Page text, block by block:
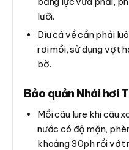
lưỡi.
Dìu cá về cần phải
rơi mồi, sử dụng vợt
bờ.
Bảo quản Nhái hơi
Mồi câu lure khi câu
nước có độ mặn,
khoảng 30ph rồi vớt